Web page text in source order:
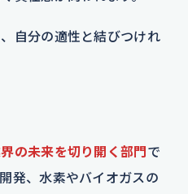
自分の適性と結びつけれ
の未来を切り開く部門 で
発、水素やバイオガスの